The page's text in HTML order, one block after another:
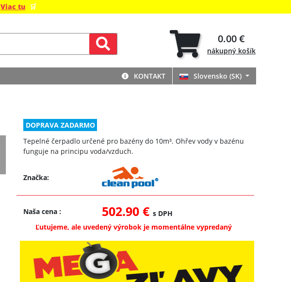
Viac tu 🛒
0.00 €
nákupný košík
KONTAKT Slovensko (SK)
DOPRAVA ZADARMO
Tepelné čerpadlo určené pro bazény do 10m³. Ohřev vody v bazénu
funguje na principu voda/vzduch.
Značka:
Naša cena: 502.90 €s DPH
Ľutujeme, ale uvedený výrobok je momentálne vypredaný